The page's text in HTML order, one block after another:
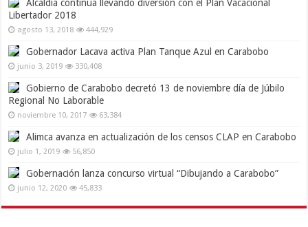
Alcaldía continúa llevando diversión con el Plan Vacacional
Libertador 2018
agosto 13, 2018 444,929
Gobernador Lacava activa Plan Tanque Azul en Carabobo
junio 3, 2019 330,408
Gobierno de Carabobo decretó 13 de noviembre día de Júbilo
Regional No Laborable
noviembre 10, 2017 63,384
Alimca avanza en actualización de los censos CLAP en Carabobo
julio 1, 2019 56,850
Gobernación lanza concurso virtual “Dibujando a Carabobo”
junio 12, 2020 45,833